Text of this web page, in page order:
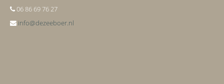
06 86 69 76 27
info@dezeeboer.nl